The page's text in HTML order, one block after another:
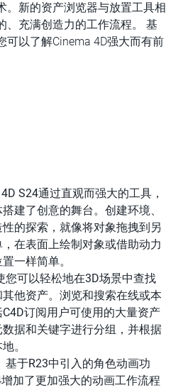
。新的资产浏览器与放置工具相
、充满创造力的工作流程。 基
可以了解Cinema 4D强大而有前
S24通过直观而强大的工具，
建了创意的舞台。创建环境、
的探索，就像将对象拖拽到另
在表面上绘制对象或借助动力
一样简单。
您可以轻松地在3D场景中查找
他资产。浏览和搜索在线或本
订阅用户可使用的大量资产
据和关键字进行分组，并根据
。
基于R23中引入的角色动画功
加了更加强大的动画工作流程